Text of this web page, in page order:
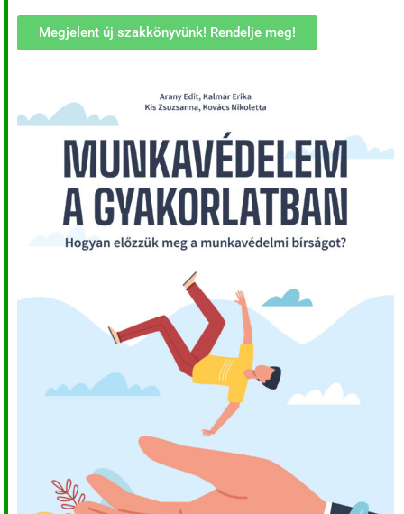
Megjelent új szakkönyvünk! Rendelje meg!